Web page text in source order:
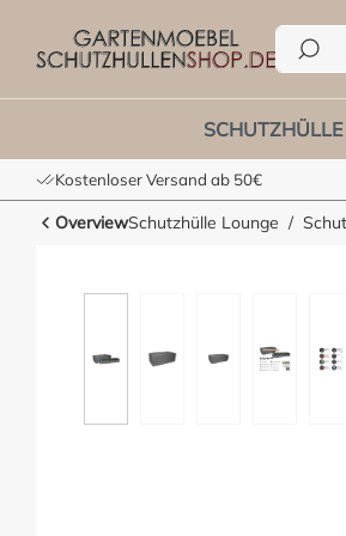
springen
Zur Hauptnavigation springen
Kostenloser Versand ab 50€
OverviewSchutzhülle Lounge